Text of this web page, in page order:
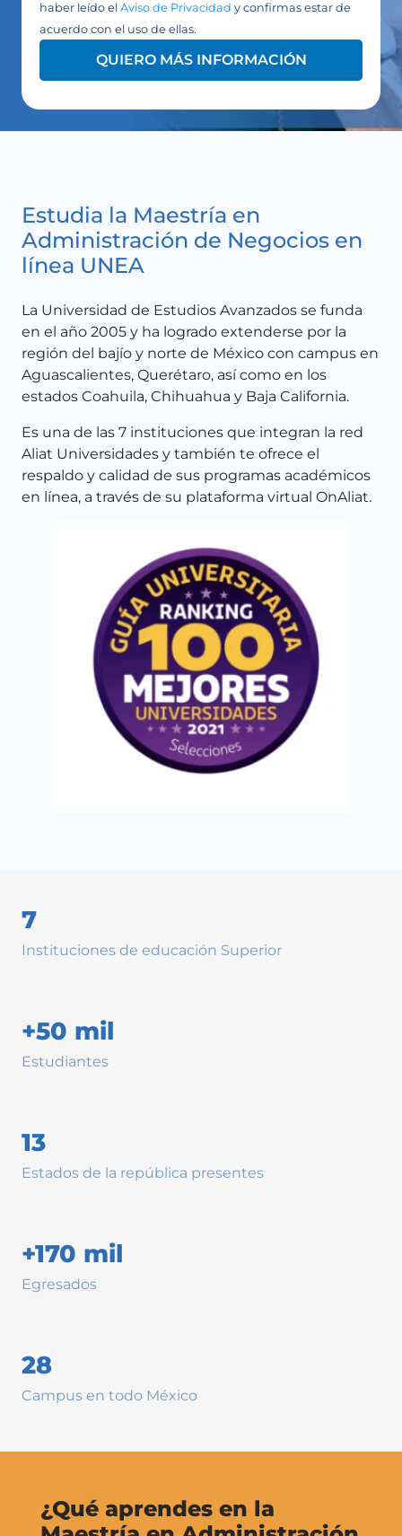
haber leído el Aviso de Privacidad y confirmas estar de
acuerdo con el uso de ellas.
QUIERO MÁS INFORMACIÓN
Estudia la Maestría en
Administración de Negocios en
línea UNEA
La Universidad de Estudios Avanzados se funda
en el año 2005 y ha logrado extenderse por la
región del bajío y norte de México con campus en
Aguascalientes, Querétaro, así como en los
estados Coahuila, Chihuahua y Baja California.
Es una de las 7 instituciones que integran la red
Aliat Universidades y también te ofrece el
respaldo y calidad de sus programas académicos
en línea, a través de su plataforma virtual OnAliat.
7
Instituciones de educación Superior
+50 mil
Estudiantes
13
Estados de la república presentes
+170 mil
Egresados
28
Campus en todo México
¿Qué aprendes en la